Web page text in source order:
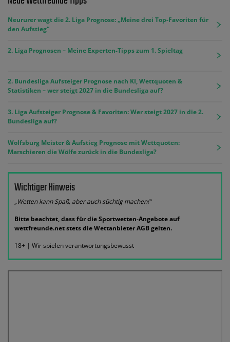
Neururer wagt die 2. Liga Prognose: „Meine drei Top-Favoriten für
den Aufstieg“
2. Liga Prognosen – Meine Experten-Tipps zum 1. Spieltag
2. Bundesliga Aufsteiger Prognose nach KI, Wettquoten &
Statistiken – wer steigt 2027 in die Bundesliga auf?
3. Liga Aufsteiger Prognose & Favoriten: Wer steigt 2027 in die 2.
Bundesliga auf?
Wolfsburg Meister & Aufstieg Prognose mit Wettquoten:
Marschieren die Wölfe zurück in die Bundesliga?
Wichtiger Hinweis
„Wetten kann Spaß, aber auch süchtig machen!“
Bitte beachtet, dass für die Sportwetten-Angebote auf
wettfreunde.net stets die Wettanbieter AGB gelten.
18+ | Wir spielen verantwortungsbewusst